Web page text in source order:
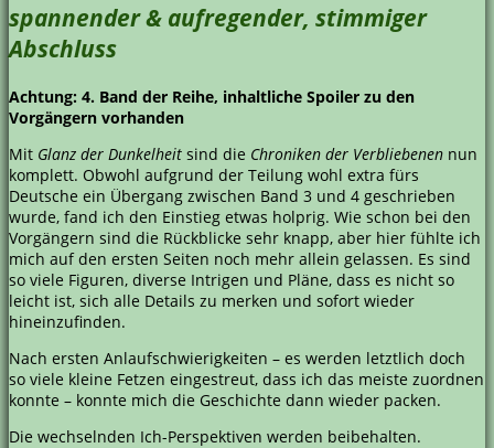
spannender & aufregender, stimmiger
Abschluss
Achtung: 4. Band der Reihe, inhaltliche Spoiler zu den
Vorgängern vorhanden
Mit Glanz der Dunkelheit sind die Chroniken der Verbliebenen nun
komplett. Obwohl aufgrund der Teilung wohl extra fürs
Deutsche ein Übergang zwischen Band 3 und 4 geschrieben
wurde, fand ich den Einstieg etwas holprig. Wie schon bei den
Vorgängern sind die Rückblicke sehr knapp, aber hier fühlte ich
mich auf den ersten Seiten noch mehr allein gelassen. Es sind
so viele Figuren, diverse Intrigen und Pläne, dass es nicht so
leicht ist, sich alle Details zu merken und sofort wieder
hineinzufinden.
Nach ersten Anlaufschwierigkeiten – es werden letztlich doch
so viele kleine Fetzen eingestreut, dass ich das meiste zuordnen
konnte – konnte mich die Geschichte dann wieder packen.
Die wechselnden Ich-Perspektiven werden beibehalten.